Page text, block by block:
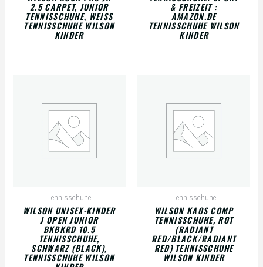
2.5 CARPET, JUNIOR
TENNISSCHUHE, WEISS T
ENNISSCHUHE WILSON K
INDER
& FREIZEIT :
AMAZON.DE
TENNISSCHUHE WILSON
KINDER
Tennisschuhe
WILSON UNISEX-KINDER
J OPEN JUNIOR
BKBKRD 10.5
TENNISSCHUHE,
SCHWARZ (BLACK),
TENNISSCHUHE WILSON
Tennisschuhe
WILSON KAOS COMP
TENNISSCHUHE, ROT
(RADIANT
RED/BLACK/RADIANT
RED) TENNISSCHUHE
WILSON KINDER